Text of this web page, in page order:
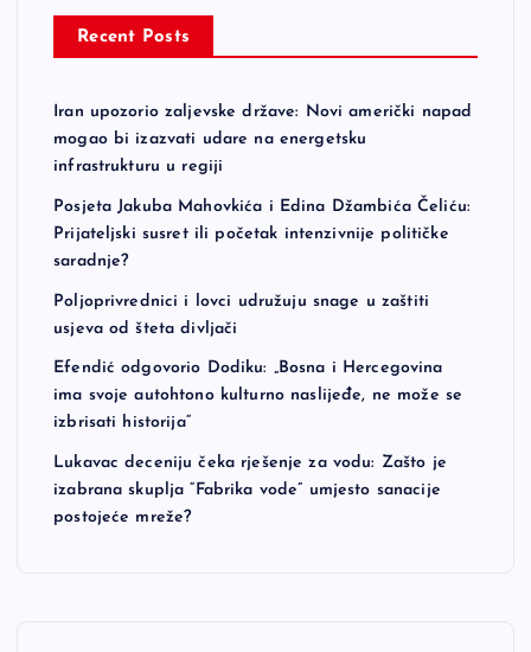
i
n
a
t
i
n
Recent Posts
Iran upozorio zaljevske države: Novi američki napad
mogao bi izazvati udare na energetsku
infrastrukturu u regiji
Posjeta Jakuba Mahovkića i Edina Džambića Čeliću:
Prijateljski susret ili početak intenzivnije političke
saradnje?
Poljoprivrednici i lovci udružuju snage u zaštiti
usjeva od šteta divljači
Efendić odgovorio Dodiku: „Bosna i Hercegovina
ima svoje autohtono kulturno naslijeđe, ne može se
izbrisati historija“
Lukavac deceniju čeka rješenje za vodu: Zašto je
izabrana skuplja “Fabrika vode” umjesto sanacije
postojeće mreže?